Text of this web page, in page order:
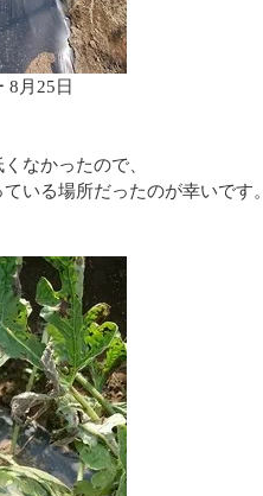
8月25日
なかったので、
いる場所だったのが幸いです。